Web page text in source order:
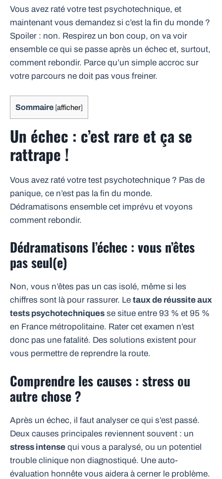
Vous avez raté votre test psychotechnique, et
maintenant vous demandez si c’est la fin du monde ?
Spoiler : non. Respirez un bon coup, on va voir
ensemble ce qui se passe après un échec et, surtout,
comment rebondir. Parce qu’un simple accroc sur
votre parcours ne doit pas vous freiner.
Sommaire [afficher]
Un échec : c’est rare et ça se
rattrape !
Vous avez raté votre test psychotechnique ? Pas de
panique, ce n’est pas la fin du monde.
Dédramatisons ensemble cet imprévu et voyons
comment rebondir.
Dédramatisons l’échec : vous n’êtes
pas seul(e)
Non, vous n’êtes pas un cas isolé, même si les
chiffres sont là pour rassurer. Le taux de réussite aux
tests psychotechniques se situe entre 93 % et 95 %
en France métropolitaine. Rater cet examen n’est
donc pas une fatalité. Des solutions existent pour
vous permettre de reprendre la route.
Comprendre les causes : stress ou
autre chose ?
Après un échec, il faut analyser ce qui s’est passé.
Deux causes principales reviennent souvent : un
stress intense qui vous a paralysé, ou un potentiel
trouble clinique non diagnostiqué. Une auto-
évaluation honnête vous aidera à cerner le problème.